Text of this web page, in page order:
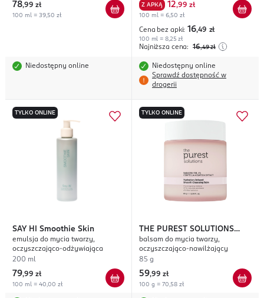
78,99 zł
100 ml = 39,50 zł
Niedostępny online
Z APKĄ 12,99 zł
100 ml = 6,50 zł
Cena bez apki: 16,49 zł
100 ml = 8,25 zł
Najniższa cena: 16,49 zł
Niedostępny online
Sprawdź dostępność w
drogerii
TYLKO ONLINE
SAY HI Smoothie Skin
emulsja do mycia twarzy,
oczyszczająco-odżywiająca
200 ml
79,99 zł
100 ml = 40,00 zł
TYLKO ONLINE
THE PUREST SOLUTIONS
Hydration-Infused
balsam do mycia twarzy,
oczyszczająco-nawilżający
85 g
59,99 zł
100 g = 70,58 zł